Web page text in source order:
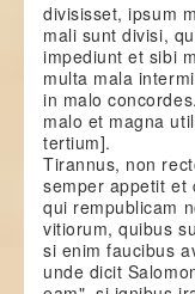
divisisset, ipsum
mali sunt divisi,
impediunt et sibi
multa mala
in malo
malo et magna
tertium].
Tirannus, non
semper appetit et
qui rempublicam
vitiorum, quibus
si enim faucibus
unde dicit